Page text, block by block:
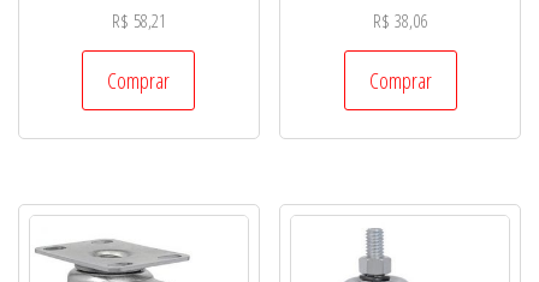
R$ 58,21
Comprar
R$ 38,06
Comprar